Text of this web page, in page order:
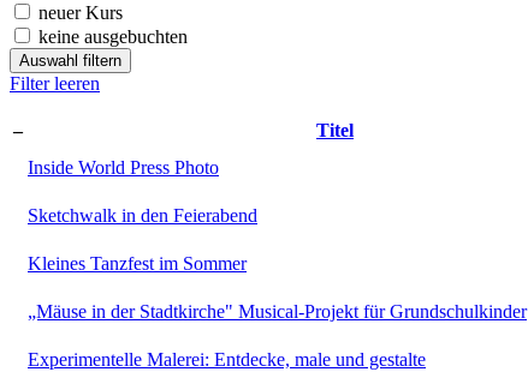
neuer Kurs
keine ausgebuchten
Auswahl filtern
Filter leeren
– Titel
Inside World Press Photo
Sketchwalk in den Feierabend
Kleines Tanzfest im Sommer
„Mäuse in der Stadtkirche" Musical-Projekt für Grundschulkinder
Experimentelle Malerei: Entdecke, male und gestalte